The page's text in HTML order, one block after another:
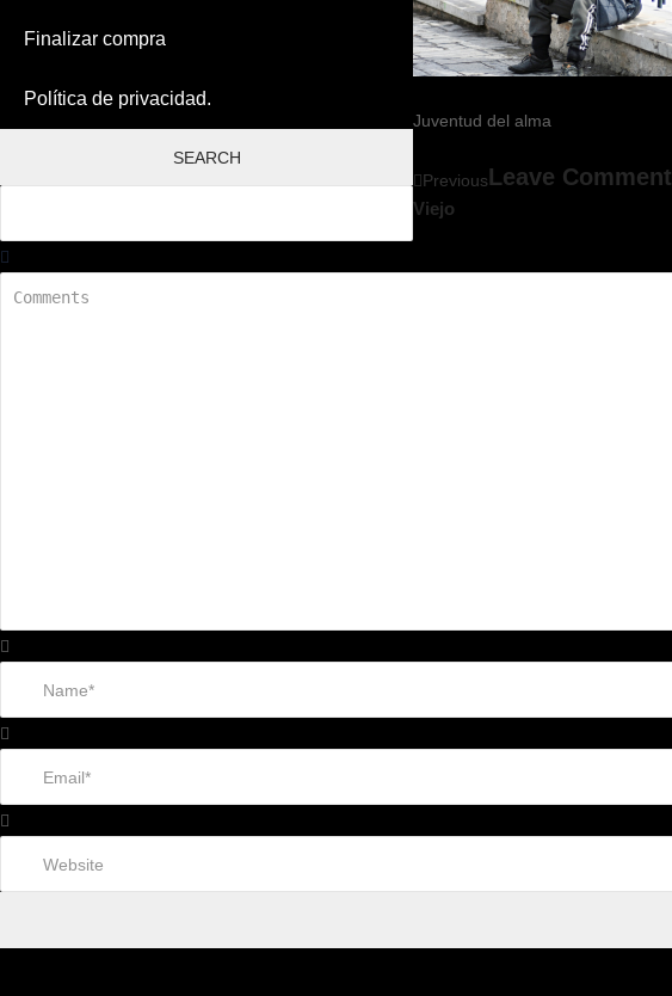
Finalizar compra
Política de privacidad.
Juventud del alma
Previous
Viejo
Leave Comment